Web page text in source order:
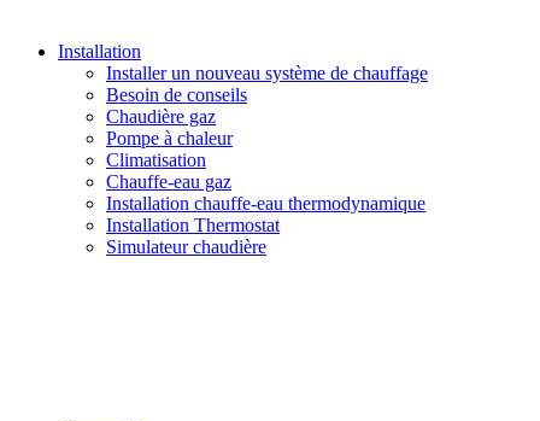
Installation
Installer un nouveau système de chauffage
Besoin de conseils
Chaudière gaz
Pompe à chaleur
Climatisation
Chauffe-eau gaz
Installation chauffe-eau thermodynamique
Installation Thermostat
Simulateur chaudière